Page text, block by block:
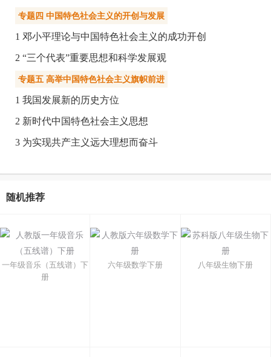
专题四 中国特色社会主义的开创与发展
1 邓小平理论与中国特色社会主义的成功开创
2 “三个代表”重要思想和科学发展观
专题五 高举中国特色社会主义旗帜前进
1 我国发展新的历史方位
2 新时代中国特色社会主义思想
3 为实现共产主义远大理想而奋斗
随机推荐
一年级音乐（五线谱）下
册
六年级数学下册 八年级生物下册